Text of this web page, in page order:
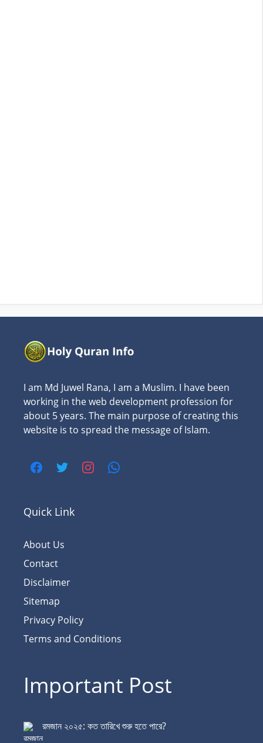
I am Md Juwel Rana, I am a Muslim. I have been
working in the web development profession for
about 5 years. The main purpose of creating this
website is to spread the message of Islam.
Quick Link
About Us
Contact
Disclaimer
Sitemap
Privacy Policy
Terms and Conditions
Important Post
রমজান ২০২৫: কত তারিখে শুরু হতে পারে?